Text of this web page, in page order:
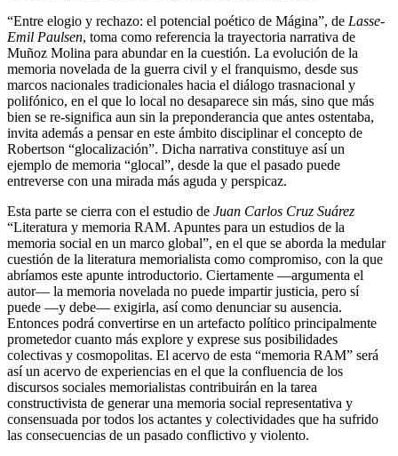
“Entre elogio y rechazo: el potencial poético de Mágina”, de Lasse-
Emil Paulsen, toma como referencia la trayectoria narrativa de
Muñoz Molina para abundar en la cuestión. La evolución de la
memoria novelada de la guerra civil y el franquismo, desde sus
marcos nacionales tradicionales hacia el diálogo trasnacional y
polifónico, en el que lo local no desaparece sin más, sino que más
bien se re-significa aun sin la preponderancia que antes ostentaba,
invita además a pensar en este ámbito disciplinar el concepto de
Robertson “glocalización”. Dicha narrativa constituye así un
ejemplo de memoria “glocal”, desde la que el pasado puede
entreverse con una mirada más aguda y perspicaz.
Esta parte se cierra con el estudio de Juan Carlos Cruz Suárez
“Literatura y memoria RAM. Apuntes para un estudios de la
memoria social en un marco global”, en el que se aborda la medular
cuestión de la literatura memorialista como compromiso, con la que
abríamos este apunte introductorio. Ciertamente —argumenta el
autor— la memoria novelada no puede impartir justicia, pero sí
puede —y debe— exigirla, así como denunciar su ausencia.
Entonces podrá convertirse en un artefacto político principalmente
prometedor cuanto más explore y exprese sus posibilidades
colectivas y cosmopolitas. El acervo de esta “memoria RAM” será
así un acervo de experiencias en el que la confluencia de los
discursos sociales memorialistas contribuirán en la tarea
constructivista de generar una memoria social representativa y
consensuada por todos los actantes y colectividades que ha sufrido
las consecuencias de un pasado conflictivo y violento.